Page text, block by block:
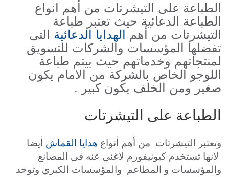
الطباعة على التيشرتات من أهم انواع
الطباعة الدعائية حيث تعتبر طباعة
التيشرتات من أهم الهدايا الدعائية التى
تفضلها المؤسسات والشركات للتسويق
لمنتجاتهم وخدماتهم حيث بيتم طباعة
اللوجو الخاص بالشركة من الامام يكون
صغير ومن الخلف يكون كبير .
الطباعة على التيشرتات
وتعتبر التيشرتات من أهم أنواع هدايا القماش أيضا
لانها تستخدم كيونيفورم لاغني عنه فى المصانع
والمؤسسات و المطاعم والمؤسسات الكبري وتوجد